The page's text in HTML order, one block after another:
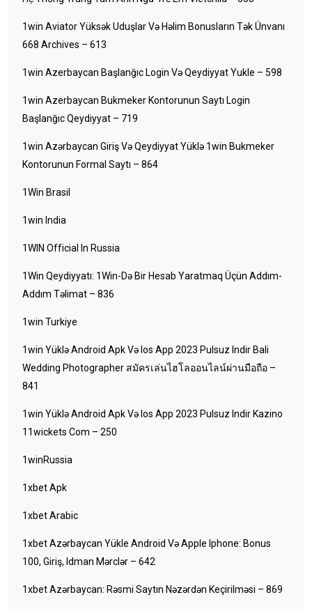
1win Aviator Yüksək Uduşlar Və Həlim Bonusların Tək Ünvanı
668 Archives – 613
1win Azerbaycan Başlanğıc Login Və Qeydiyyat Yukle – 598
1win Azerbaycan Bukmeker Kontorunun Saytı Login
Başlanğıc Qeydiyyat – 719
1win Azərbaycan Giriş Və Qeydiyyat Yüklə 1win Bukmeker
Kontorunun Formal Saytı – 864
1Win Brasil
1win India
1WIN Official In Russia
1Win Qeydiyyatı: 1Win-Də Bir Hesab Yaratmaq Üçün Addım-
Addım Təlimat – 836
1win Turkiye
1win Yüklə Android Apk Və Ios App 2023 Pulsuz Indir Bali
Wedding Photographer สมัครเล่นไฮโลออนไลน์ผ่านมือถือ –
841
1win Yüklə Android Apk Və Ios App 2023 Pulsuz Indir Kazino
11wickets Com – 250
1winRussia
1xbet Apk
1xbet Arabic
1xbet Azərbaycan Yükle Android Və Apple Iphone: Bonus
100, Giriş, Idman Mərclər – 642
1xbet Azərbaycan: Rəsmi Saytın Nəzərdən Keçirilməsi – 869